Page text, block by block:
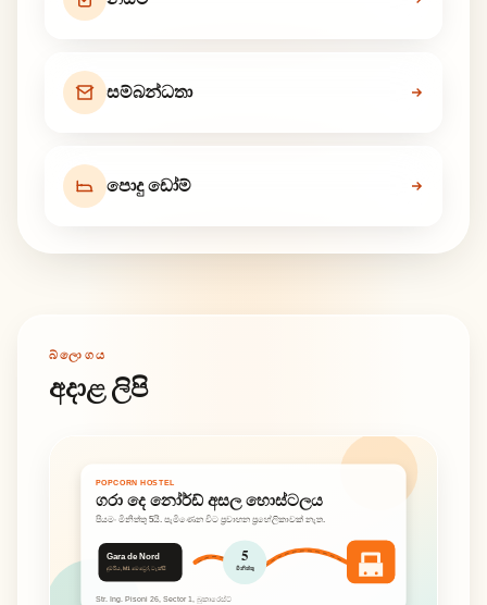
සම්බන්ධතා
පොදු ඩෝම්
බ්ලොගය
අදාළ ලිපි
POPCORN HOSTEL
ගරා දෙ නෝර්ඩ් අසල හොස්ටලය
පියමං මිනිත්තු 5යි. පැමිණෙන විට ප්‍රවාහන ප්‍රහේලිකාවක් නැත.
Gara de Nord
දුම්රිය, M1 මෙට්‍රෝ, ටැක්සි
5
මිනිත්තු
Str. Ing. Pisoni 26, Sector 1, බුකාරෙස්ට්